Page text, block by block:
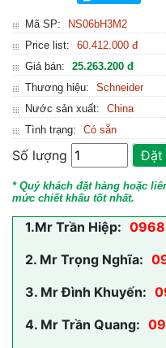
Mã SP:
NS06bH3M2
Price list:
60.412.000 đ
Giá bán:
25.263.200 đ
Thương hiệu:
Schneider
Nước sản xuất:
China
Tình trạng:
Có sẵn
Số lượng Đặt
* Quý khách đặt hàng hoặc
mức chiết khấu tốt nhất.
1.Mr Trần Hiệp:
2. Mr Trọng Nghĩa:
3. Mr Đình Khuyến:
4. Mr Trần Quang: